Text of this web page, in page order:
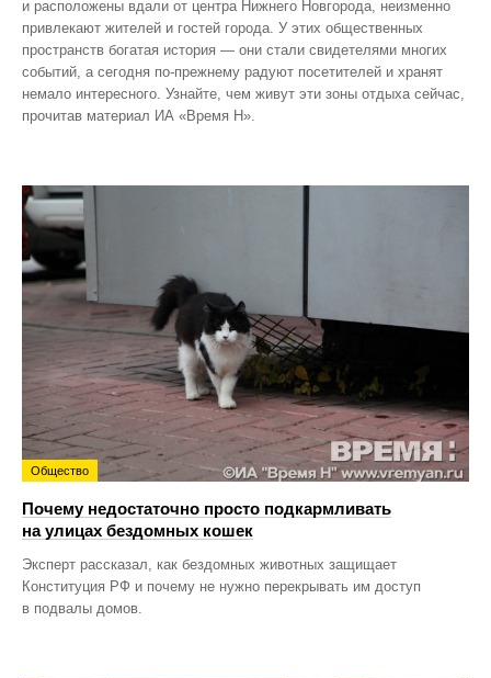
и расположены вдали от центра Нижнего Новгорода, неизменно
привлекают жителей и гостей города. У этих общественных
пространств богатая история — они стали свидетелями многих
событий, а сегодня по‑прежнему радуют посетителей и хранят
немало интересного. Узнайте, чем живут эти зоны отдыха сейчас,
прочитав материал ИА «Время Н».
Общество
Почему недостаточно просто подкармливать
на улицах бездомных кошек
Эксперт рассказал, как бездомных животных защищает
Конституция РФ и почему не нужно перекрывать им доступ
в подвалы домов.